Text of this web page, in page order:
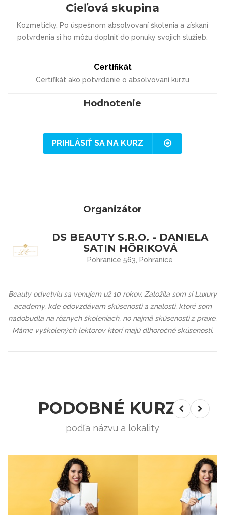
Cieľová skupina
Kozmetičky. Po úspešnom absolvovaní školenia a získaní
potvrdenia si ho môžu doplniť do ponuky svojich služieb.
Certifikát
Certifikát ako potvrdenie o absolvovaní kurzu
Hodnotenie
PRIHLÁSIŤ SA NA KURZ
Organizátor
DS BEAUTY S.R.O. - DANIELA
SATIN HÖRIKOVÁ
Pohranice 563, Pohranice
Beauty odvetviu sa venujem už 10 rokov. Založila som siLuxury
academy, kde odovzdávam skúsenosti a znalosti, ktoré som
nadobudla na rôznych školeniach, no najmä skúsenosti z praxe.
Máme vyškolených lektorov ktorí majú dlhoročné skúsenosti.
PODOBNÉ KURZY
podľa názvu a lokality